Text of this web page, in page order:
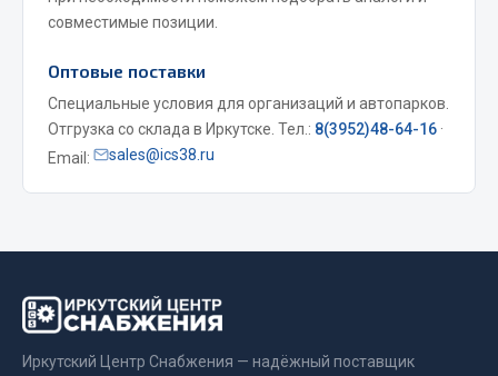
Двигатель
Система питания
Система выпуска газа
Система охлаждения
Сцепление
Тормозная система
Запчасти ЯМЗ
совместимые позиции.
Оптовые поставки
Специальные условия для организаций и автопарков.
Отгрузка со склада в Иркутске. Тел.: 8(3952)48-64-16 ·
Email:
sales@ics38.ru
Иркутский Центр Снабжения — надёжный поставщик